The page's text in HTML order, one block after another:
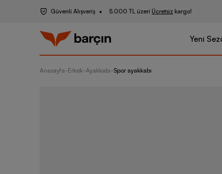
Güvenli Alışveriş 5.000 TL üzeri Ücretsiz kargo!
Yeni
Anasayfa-Erkek-Ayakkabı-Spor ayakkabı